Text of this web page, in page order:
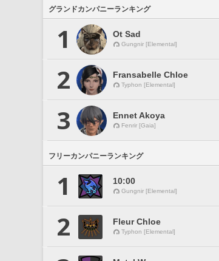
グランドカンパニーランキング
1 Ot Sad
Gungnir [Elemental]
2 Fransabelle Chloe
Typhon [Elemental]
3 Ennet Akoya
Fenrir [Gaia]
フリーカンパニーランキング
1 10:00
Gungnir [Elemental]
2 Fleur Chloe
Typhon [Elemental]